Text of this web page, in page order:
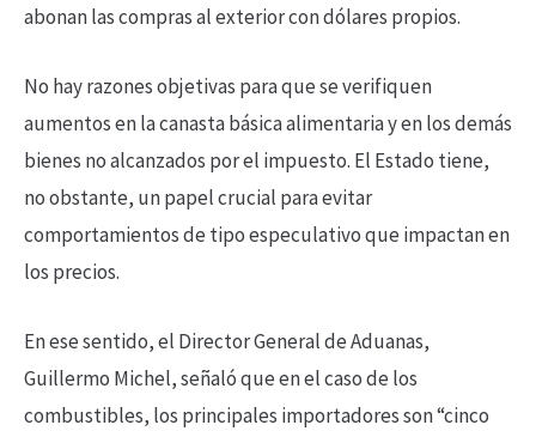
abonan las compras al exterior con dólares propios.
No hay razones objetivas para que se verifiquen
aumentos en la canasta básica alimentaria y en los demás
bienes no alcanzados por el impuesto. El Estado tiene,
no obstante, un papel crucial para evitar
comportamientos de tipo especulativo que impactan en
los precios.
En ese sentido, el Director General de Aduanas,
Guillermo Michel, señaló que en el caso de los
combustibles, los principales importadores son “cinco